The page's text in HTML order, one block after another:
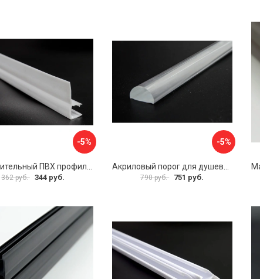
-5%
Уплотнительный ПВХ профиль для стекла 8 мм SERVICE PLUS PVH04-910WM8
362 руб. 344 руб.
-5%
Акриловый порог для душевой SERVICE PLUS PA04-601KW
790 руб. 751 руб.